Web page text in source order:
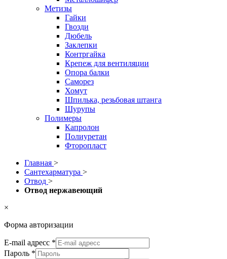
Метизы
Гайки
Гвозди
Дюбель
Заклепки
Контргайка
Крепеж для вентиляции
Опора балки
Саморез
Хомут
Шпилька, резьбовая штанга
Шурупы
Полимеры
Капролон
Полиуретан
Фторопласт
Главная >
Сантехарматура >
Отвод >
Отвод нержавеющий
×
Форма авторизации
E-mail адресс *
Пароль *